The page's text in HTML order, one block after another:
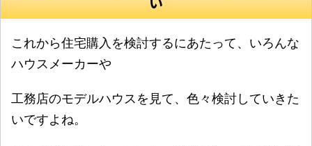
これから住宅購入を検討するにあたって、いろんな
ハウスメーカーや
工務店のモデルハウスを見て、色々検討していきた
いですよね。